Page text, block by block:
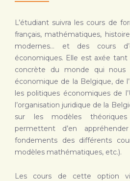
L’étudiant suivra les cours de
français, mathématiques,
modernes… et des cours
économiques. Elle est axée
concrète du monde qui nous
économique de la Belgique, de
les politiques économiques de
l’organisation juridique de la
sur les modèles
permettent d’en
fondements des différents
modèles mathématiques, etc.).
Les cours de cette option